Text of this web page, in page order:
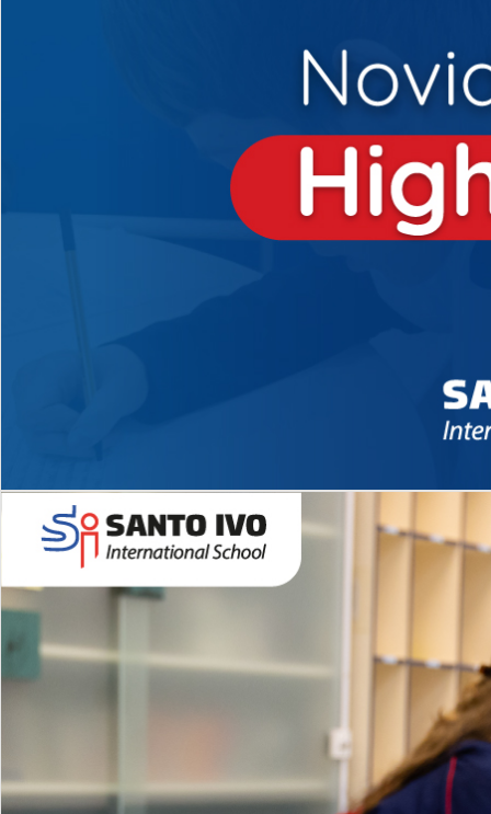
Novidades 2026 High School
EDUCAÇÃO INFANTIL
Inglês todos os dias